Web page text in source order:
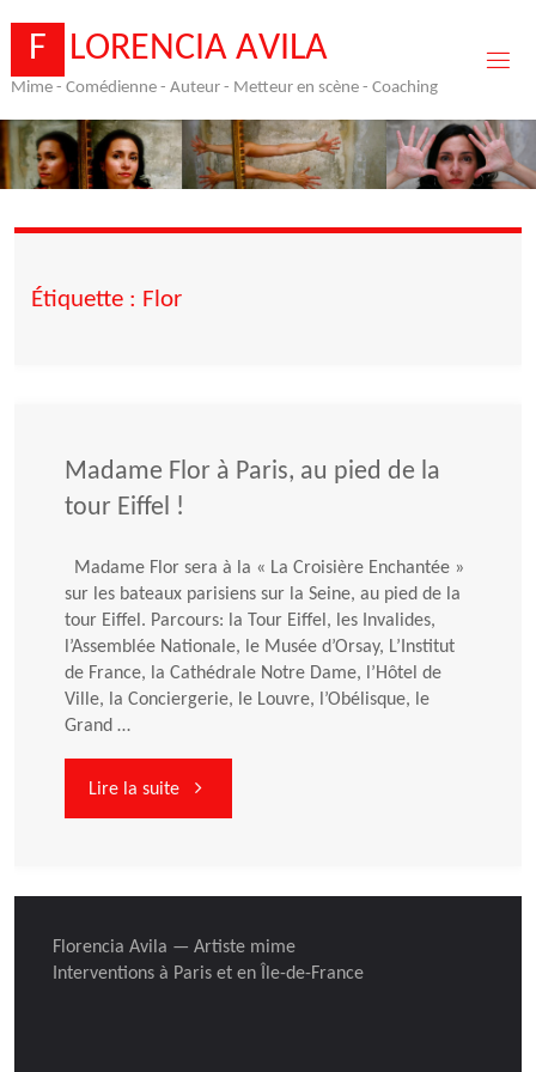
content
F LORENCIA AVILA
Mime - Comédienne - Auteur - Metteur en scène - Coaching
Étiquette : Flor
Madame Flor à Paris, au pied de la
tour Eiffel !
Madame Flor sera à la « La Croisière Enchantée »
sur les bateaux parisiens sur la Seine, au pied de la
tour Eiffel. Parcours: la Tour Eiffel, les Invalides,
l’Assemblée Nationale, le Musée d’Orsay, L’Institut
de France, la Cathédrale Notre Dame, l’Hôtel de
Ville, la Conciergerie, le Louvre, l’Obélisque, le
Grand …
Lire la suite"Madame
à
Paris,
Florencia Avila — Artiste mime
Interventions à Paris et en Île-de-France